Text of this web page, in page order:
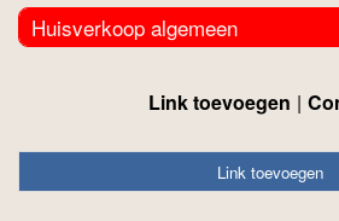
Huisverkoop algemeen
Link toevoegen
Link toevoegen